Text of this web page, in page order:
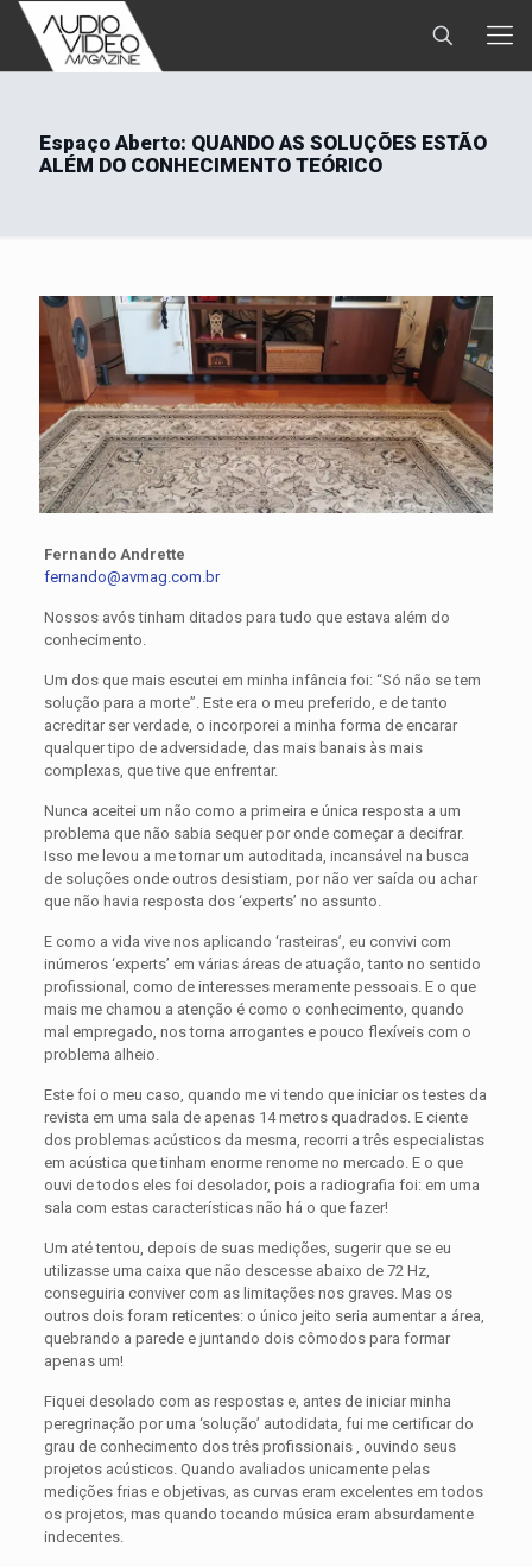
Espaço Aberto: QUANDO AS SOLUÇÕES ESTÃO
ALÉM DO CONHECIMENTO TEÓRICO
Fernando Andrette
fernando@avmag.com.br
Nossos avós tinham ditados para tudo que estava além do
conhecimento.
Um dos que mais escutei em minha infância foi: “Só não se tem
solução para a morte”. Este era o meu preferido, e de tanto
acreditar ser verdade, o incorporei a minha forma de encarar
qualquer tipo de adversidade, das mais banais às mais
complexas, que tive que enfrentar.
Nunca aceitei um não como a primeira e única resposta a um
problema que não sabia sequer por onde começar a decifrar.
Isso me levou a me tornar um autoditada, incansável na busca
de soluções onde outros desistiam, por não ver saída ou achar
que não havia resposta dos ‘experts’ no assunto.
E como a vida vive nos aplicando ‘rasteiras’, eu convivi com
inúmeros ‘experts’ em várias áreas de atuação, tanto no sentido
profissional, como de interesses meramente pessoais. E o que
mais me chamou a atenção é como o conhecimento, quando
mal empregado, nos torna arrogantes e pouco flexíveis com o
problema alheio.
Este foi o meu caso, quando me vi tendo que iniciar os testes da
revista em uma sala de apenas 14 metros quadrados. E ciente
dos problemas acústicos da mesma, recorri a três especialistas
em acústica que tinham enorme renome no mercado. E o que
ouvi de todos eles foi desolador, pois a radiografia foi: em uma
sala com estas características não há o que fazer!
Um até tentou, depois de suas medições, sugerir que se eu
utilizasse uma caixa que não descesse abaixo de 72 Hz,
conseguiria conviver com as limitações nos graves. Mas os
outros dois foram reticentes: o único jeito seria aumentar a área,
quebrando a parede e juntando dois cômodos para formar
apenas um!
Fiquei desolado com as respostas e, antes de iniciar minha
peregrinação por uma ‘solução’ autodidata, fui me certificar do
grau de conhecimento dos três profissionais , ouvindo seus
projetos acústicos. Quando avaliados unicamente pelas
medições frias e objetivas, as curvas eram excelentes em todos
os projetos, mas quando tocando música eram absurdamente
indecentes.